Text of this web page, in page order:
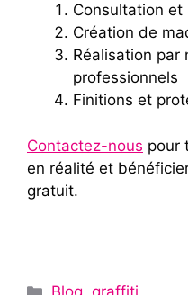
Consultation et
Création de
Réalisation par
professionnels
Finitions et
Contactez-nous pour
en réalité et
gratuit.